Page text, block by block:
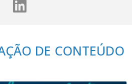
DE CONTEÚDO